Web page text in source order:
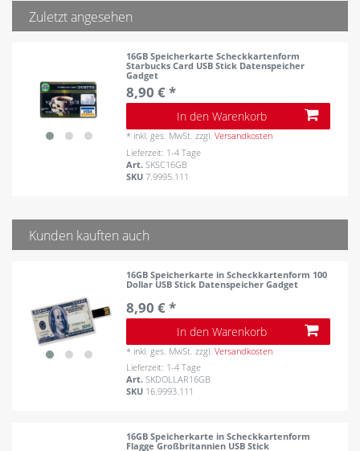
Zuletzt angesehen
16GB Speicherkarte Scheckkartenform
Starbucks Card USB Stick Datenspeicher
Gadget
8,90 € *
In den Warenkorb
* inkl. ges. MwSt. zzgl.Versandkosten
Lieferzeit: 1-4 Tage
Art.SKSC16GB
SKU7.9995.111
Kunden kauften auch
16GB Speicherkarte in Scheckkartenform 100
Dollar USB Stick Datenspeicher Gadget
8,90 € *
In den Warenkorb
* inkl. ges. MwSt. zzgl.Versandkosten
Lieferzeit: 1-4 Tage
Art.SKDOLLAR16GB
SKU 16.9993.111
16GB Speicherkarte in Scheckkartenform
Flagge Großbritannien USB Stick